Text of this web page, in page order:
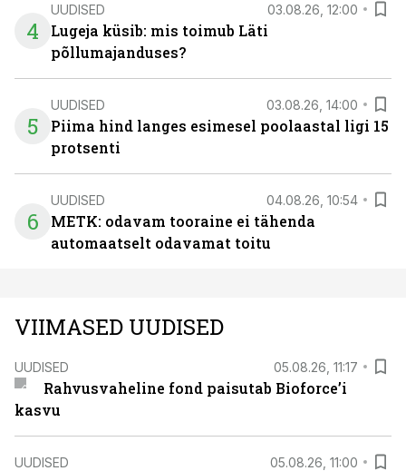
4
UUDISED 03.08.26, 12:00
Lugeja küsib: mis toimub Läti
põllumajanduses?
5
UUDISED 03.08.26, 14:00
Piima hind langes esimesel poolaastal ligi 15
protsenti
6
UUDISED 04.08.26, 10:54
METK: odavam tooraine ei tähenda
automaatselt odavamat toitu
VIIMASED UUDISED
UUDISED 05.08.26, 11:17
Rahvusvaheline fond paisutab Bioforce’i
kasvu
UUDISED 05.08.26, 11:00